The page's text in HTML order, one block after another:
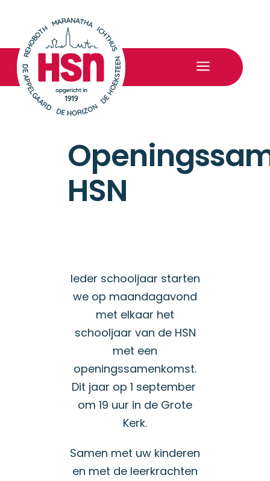
a
HSN
Ieder schooljaar starten
we op maandagavond
met elkaar het
schooljaar van de HSN
met een
openingssamenkomst.
Dit jaar op 1 september
om 19 uur in de Grote
Kerk.
Samen met uw kinderen
en met de leerkrachten